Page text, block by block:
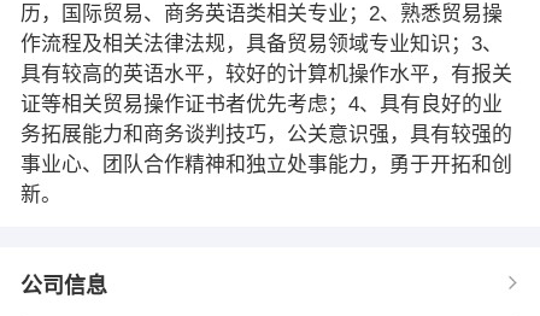
历，国际贸易、商务英语类相关专业；2、熟悉贸易操
作流程及相关法律法规，具备贸易领域专业知识；3、
具有较高的英语水平，较好的计算机操作水平，有报关
证等相关贸易操作证书者优先考虑；4、具有良好的业
务拓展能力和商务谈判技巧，公关意识强，具有较强的
事业心、团队合作精神和独立处事能力，勇于开拓和创
新。
公司信息